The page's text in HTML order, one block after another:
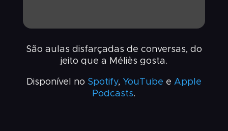
São aulas disfarçadas de conversas, do
jeito que a Méliès gosta.
Disponível no Spotify, YouTube e Apple
Podcasts.